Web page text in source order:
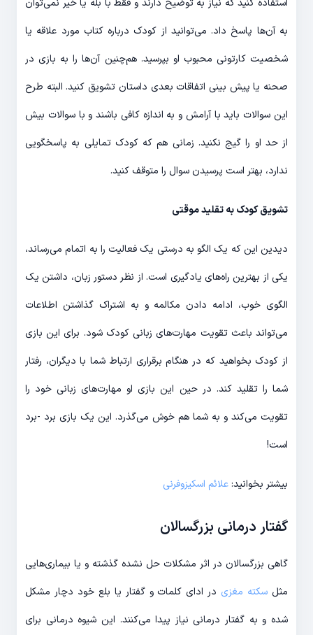
استفاده کنید که نیاز به توضیح دارند و فقط با بله یا خیر نمی‌توان
به آن‌ها پاسخ داد. می‌توانید از کودک درباره کتاب مورد علاقه یا
شخصیت کارتونی محبوب او بپرسید. هم‌چنین آن‌ها را به بازی در
صحنه یا پیش بینی اتفاقات بعدی داستان تشویق کنید. البته طرح
این سوالات باید با آرامش و به اندازه کافی باشند و با سوالات بیش
از حد او را گیج نکنید. زمانی هم که کودک تمایلی به پاسخگویی
ندارد، بهتر است پرسیدن سوال را متوقف کنید.
تشویق کودک به تقلید موقتی
دیدین این که یک الگو به درستی یک فعالیت را به اتمام می‌رساند،
یکی از بهترین راه‌های یادگیری است. از نظر دستور زبان، داشتن یک
الگوی خوب، ادامه دادن مکالمه و به اشتراک گذاشتن اطلاعات
می‌تواند باعث تقویت مهارت‌های زبانی کودک شود. برای این بازی
از کودک بخواهید که در هنگام برقراری ارتباط شما با دیگران، رفتار
شما را تقلید کند. در حین این بازی او مهارت‌های زبانی خود را
تقویت می‌کند و به شما هم خوش می‌گذرد. این یک بازی برد -برد
است!
بیشتر بخوانید:علائم اسکیزوفرنی
گفتار درمانی بزرگسالان
گاهی بزرگسالان در اثر مشکلات حل نشده گذشته و یا بیماری‌هایی
مثل سکته مغزی در ادای کلمات و گفتار یا بلع خود دچار مشکل
شده و به گفتار درمانی نیاز پیدا می‌کنند. این شیوه درمانی برای